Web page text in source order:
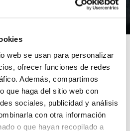
web se usan para personalizar
ofrecer funciones de redes
Además, compartimos
que haga del sitio web con
sociales, publicidad y análisis
con otra información
o que hayan recopilado a
es el último día para la
sea cual sea la categoría o
para la temporada 2010/11,